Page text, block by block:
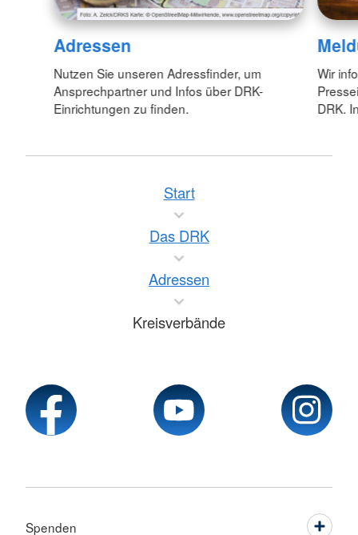
Adressen
Nutzen Sie unseren Adressfinder, um
Ansprechpartner und Infos über DRK-
Einrichtungen zu finden.
Wir
DRK.
Start
Das DRK
Adressen
Kreisverbände
Spenden